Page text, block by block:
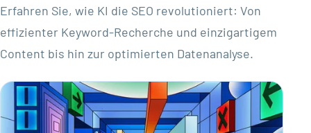
Erfahren Sie, wie KI die SEO revolutioniert: Von
effizienter Keyword-Recherche und einzigartigem
Content bis hin zur optimierten Datenanalyse.